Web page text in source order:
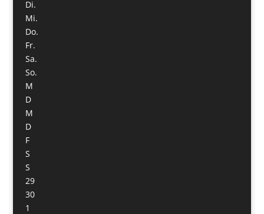
Di.
Mi.
Do.
Fr.
Sa.
So.
M
D
M
D
F
S
S
29
30
1